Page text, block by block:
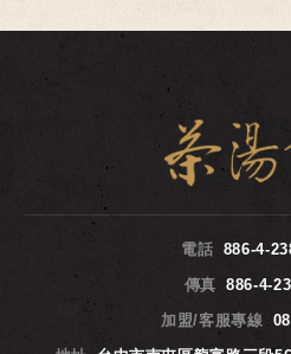
電話 886-4-
傳真
886-4-
加盟/客服專線